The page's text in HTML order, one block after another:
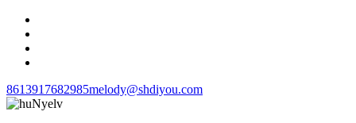
8613917682985melody@shdiyou.com
Nyelv